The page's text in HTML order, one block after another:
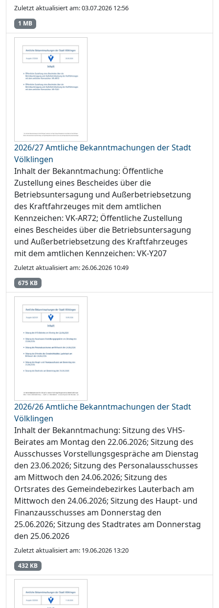
Zuletzt aktualisiert am: 03.07.2026 12:56
1 MB
2026/27 Amtliche Bekanntmachungen der Stadt
Völklingen
Inhalt der Bekanntmachung: Öffentliche
Zustellung eines Bescheides über die
Betriebsuntersagung und Außerbetriebsetzung
des Kraftfahrzeuges mit dem amtlichen
Kennzeichen: VK-AR72; Öffentliche Zustellung
eines Bescheides über die Betriebsuntersagung
und Außerbetriebsetzung des Kraftfahrzeuges
mit dem amtlichen Kennzeichen: VK-Y207
Zuletzt aktualisiert am: 26.06.2026 10:49
675 KB
2026/26 Amtliche Bekanntmachungen der Stadt
Völklingen
Inhalt der Bekanntmachung: Sitzung des VHS-
Beirates am Montag den 22.06.2026; Sitzung des
Ausschusses Vorstellungsgespräche am Dienstag
den 23.06.2026; Sitzung des Personalausschusses
am Mittwoch den 24.06.2026; Sitzung des
Ortsrates des Gemeindebezirkes Lauterbach am
Mittwoch den 24.06.2026; Sitzung des Haupt- und
Finanzausschusses am Donnerstag den
25.06.2026; Sitzung des Stadtrates am Donnerstag
den 25.06.2026
Zuletzt aktualisiert am: 19.06.2026 13:20
432 KB